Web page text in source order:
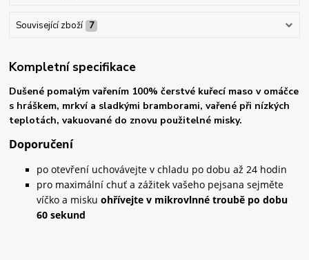
Související zboží 7
Kompletní specifikace
Dušené pomalým vařením 100% čerstvé kuřecí maso v omáčce
s hráškem, mrkví a sladkými bramborami, vařené při nízkých
teplotách, vakuované do znovu použitelné misky.
Doporučení
po otevření uchovávejte v chladu po dobu až 24 hodin
pro maximální chuť a zážitek vašeho pejsana sejměte
víčko a miskuohřívejte v mikrovlnné troubě po dobu
60 sekund